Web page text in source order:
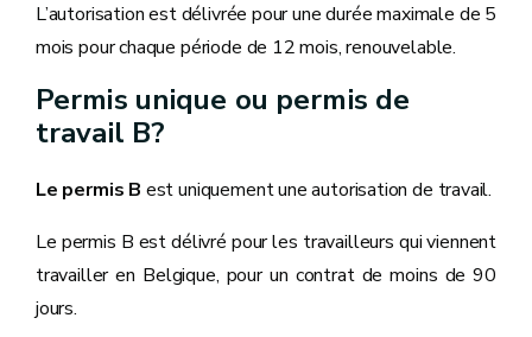
L’autorisation est délivrée pour une durée maximale de 5
mois pour chaque période de 12 mois, renouvelable.
Permis unique ou permis de
travail B?
Le permis B est uniquement une autorisation de travail.
Le permis B est délivré pour les travailleurs qui viennent
travailler en Belgique, pour un contrat de moins de 90
jours.